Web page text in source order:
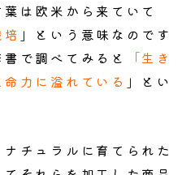
は欧米から来ていて
」という意味なのです
で調べてみると
「生き
命力に溢れている 」とい
チュラルに育てられた